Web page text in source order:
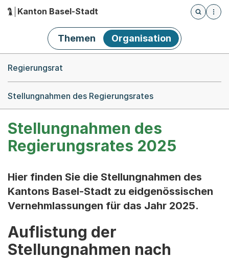
Hauptnavigation
Kanton Basel-Stadt
Öffnet
Themen Organisation
Regierungsrat
Stellungnahmen des Regierungsrates
Stellungnahmen des
Regierungsrates 2025
Hier finden Sie die Stellungnahmen des
Kantons Basel-Stadt zu eidgenössischen
Vernehmlassungen für das Jahr 2025.
Auflistung der
Stellungnahmen nach